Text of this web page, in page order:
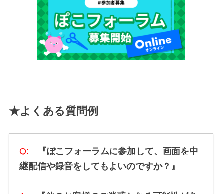
★よくある質問例
Q:
『ぽこフォーラムに参加して、画面を中
継配信や録音をしてもよいのですか？』